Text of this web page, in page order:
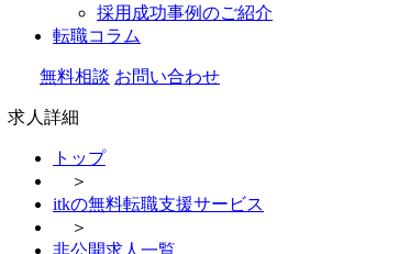
採用成功事例のご紹介
転職コラム
無料相談 お問い合わせ
求人詳細
トップ
＞
itkの無料転職支援サービス
＞
非公開求人一覧